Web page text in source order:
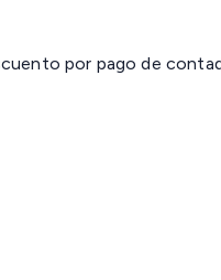
por pago de